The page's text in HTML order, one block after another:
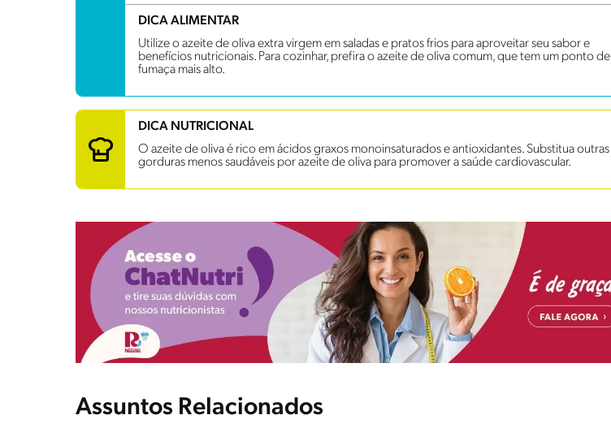
DICA ALIMENTAR
Utilize o azeite de oliva extra virgem em saladas e pratos frios para aproveitar seu sabor e
benefícios nutricionais. Para cozinhar, prefira o azeite de oliva comum, que tem um ponto de
fumaça mais alto.
DICA NUTRICIONAL
O azeite de oliva é rico em ácidos graxos monoinsaturados e antioxidantes. Substitua outras
gorduras menos saudáveis por azeite de oliva para promover a saúde cardiovascular.
Assuntos Relacionados